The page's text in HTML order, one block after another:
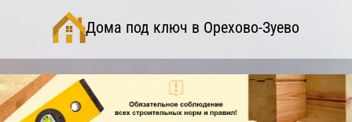
Дома под ключ в Орехово-Зуево